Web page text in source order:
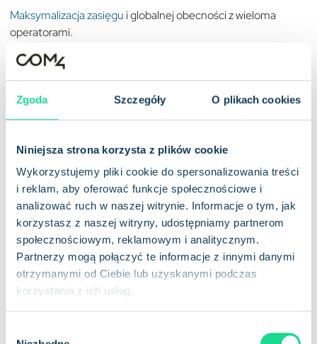
Zgoda Szczegóły O plikach cookies
Niniejsza strona korzysta z plików cookie
Wykorzystujemy pliki cookie do spersonalizowania treści
i reklam, aby oferować funkcje społecznościowe i
analizować ruch w naszej witrynie. Informacje o tym, jak
korzystasz z naszej witryny, udostępniamy partnerom
społecznościowym, reklamowym i analitycznym.
Partnerzy mogą połączyć te informacje z innymi danymi
otrzymanymi od Ciebie lub uzyskanymi podczas
korzystania z ich usług.
Maksymalizacja zasięgu i globalnej obecności z wieloma
operatorami.
Upewnij się, że Twoje urządzenia zawsze łączą się z najlepszą
siecią bez zakłóceń.
Bezproblemowe zarządzanie flotą kart SIM dzięki
kompleksowej platformie zarządzania.
Korzystaj z elastyczności ofert bez żadnych zobowiązań.
Testowanie kart SIM w celu zapewnienia kompatybilności i
funkcjonalności.
Przejmij pełną kontrolę nad swoim użytkowaniem, blokując
Wybieraj spośród różnych formatów kart (2FF, 3FF, 4FF i